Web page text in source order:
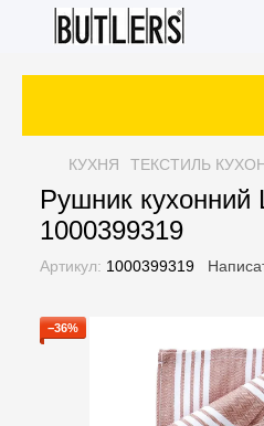
КУХНЯ ТЕКСТИЛЬ
Рушник кухонний
1000399319
Артикул: 1000399319
−36%